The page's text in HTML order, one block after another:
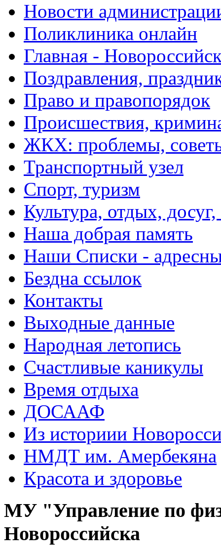
Новости
Поликлиника онлайн
Главная -
Поздравления,
Право и правопорядок
Происшествия,
ЖКХ: проблемы,
Транспортный узел
Спорт, туризм
Культура, отдых,
Наша добрая память
Наши Списки -
Бездна ссылок
Контакты
Выходные данные
Народная летопись
Счастливые каникулы
Время отдыха
ДОСААФ
Из историии
НМДТ им. Амербекяна
Красота и здоровье
МУ "Управление по
Новороссийска